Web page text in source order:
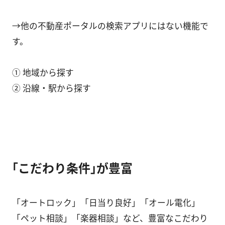
→他の不動産ポータルの検索アプリにはない機能で
す。
① 地域から探す
② 沿線・駅から探す
｢こだわり条件｣が豊富
「オートロック」「日当り良好」「オール電化」
「ペット相談」「楽器相談」など、豊富なこだわり